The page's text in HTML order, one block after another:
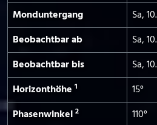
Mond­untergang
Sa,
Beobachtbar ab
Sa,
Beobachtbar bis
Sa,
Horizont­höhe 1
15°
Phasen­winkel 2
110°